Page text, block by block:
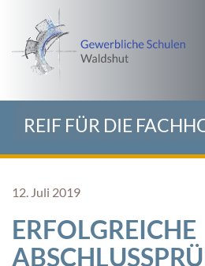
REIF FÜR DIE
12. Juli 2019
ERFOLGREICHE